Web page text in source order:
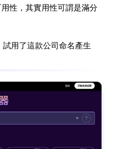
性，其實用性可謂是滿分
用了這款公司命名產生